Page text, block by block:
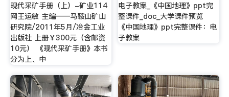
现代采矿手册（上）-矿业114
网王运敏 主编——马鞍山矿山
研究院/2011年5月/冶金工业
出版社 上册￥300元（含邮资
10元） 《现代采矿手册》本书
分为上、中
电子教案_《中国地理》ppt完
整课件_doc_大学课件预览
《中国地理》ppt完整课件：电
子教案